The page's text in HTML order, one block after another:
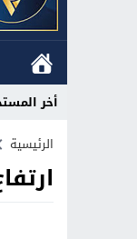
أخر
الرئيسية